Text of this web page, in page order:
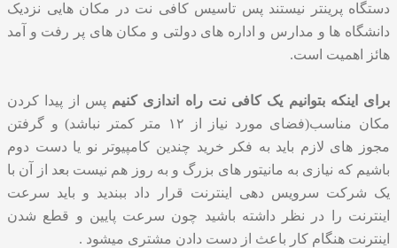
دستگاه پرینتر نیستند پس تاسیس کافی نت در مکان هایی نزدیک
دانشگاه ها و مدارس و اداره های دولتی و مکان های پر رفت و آمد
هائز اهمیت است.
برای اینکه بتوانیم یک کافی نت راه اندازی کنیم پس از پیدا کردن
مکان مناسب(فضای مورد نیاز از ۱۲ متر کمتر نباشد) و گرفتن
مجوز های لازم باید به فکر خرید چندین کامپیوتر نو یا دست دوم
باشیم که نیازی به مانیتور های بزرگ و به روز هم نیست بعد از آن با
یک شرکت سرویس دهی اینترنت قرار داد ببندید و باید سرعت
اینترنت را در نظر داشته باشید چون سرعت پایین و قطع شدن
اینترنت هنگام کار باعث از دست دادن مشتری میشود .